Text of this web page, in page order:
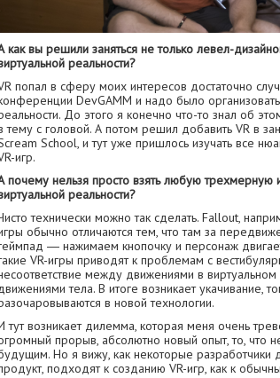
как вы решили заняться не только левел-
реальности?
попал в сферу моих интересов достаточно
DevGAMM и надо было
До этого я конечно что-то знал об
тему с головой. А потом решил добавить VR в
School, и тут уже пришлось изучать все
игр.
почему нельзя просто взять любую трехмерную
реальности?
технически можно так сделать. Fallout,
обычно отличаются тем, что там за
― нажимаем кнопочку и персонаж
VR-игры приводят к проблемам с
между движениями в
тела. В итоге возникает укачивание,
в новой технологии.
тут возникает дилемма, которая меня очень
прорыв, абсолютно новый опыт, то, что
Но я вижу, как некоторые разработчики
подходят к созданию VR-игр, как к